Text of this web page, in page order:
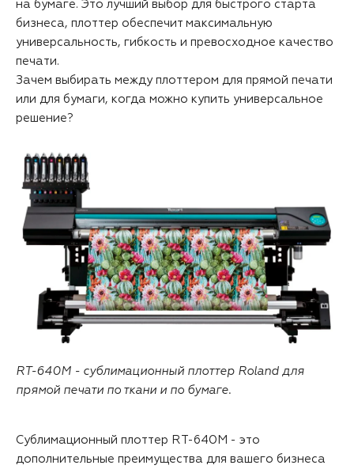
на бумаге. Это лучший выбор для быстрого старта
бизнеса, плоттер обеспечит максимальную
универсальность, гибкость и превосходное качество
печати.
Зачем выбирать между плоттером для прямой печати
или для бумаги, когда можно купить универсальное
решение?
RT-640M - сублимационный плоттер Roland для
прямой печати по ткани и по бумаге.
Сублимационный плоттер RT-640M - это
дополнительные преимущества для вашего бизнеса